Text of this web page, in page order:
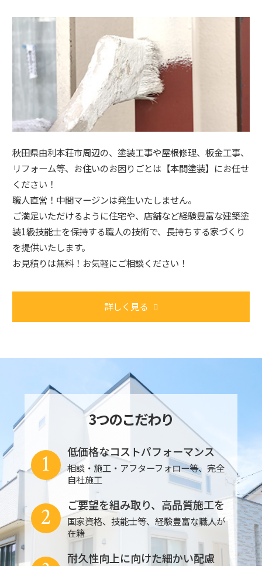
秋田県由利本荘市周辺の、塗装工事や屋根修理、板金工事、
リフォーム等、お住いのお困りごとは【本間塗装】にお任せ
ください！
職人直営！中間マージンは発生いたしません。
ご満足いただけるように住宅や、店舗など経験豊富な建築塗
装1級技能士を保持する職人の技術で、長持ちする家づくり
を提供いたします。
お見積りは無料！お気軽にご相談ください！
詳しく見る
3つのこだわり
低価格なコストパフォーマンス
相談・施工・アフターフォロー等、完全
自社施工
1
ご要望を組み取り、高品質施工を
国家資格、技能士等、経験豊富な職人が
在籍
2
耐久性向上に向けた細かい配慮